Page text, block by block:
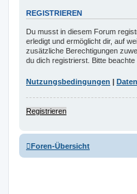
REGISTRIEREN
Du musst in diesem Forum
erledigt und ermöglicht dir, auf
zusätzliche Berechtigungen
du dich registrierst. Bitte
Nutzungsbedingungen |
Registrieren
Foren-Übersicht